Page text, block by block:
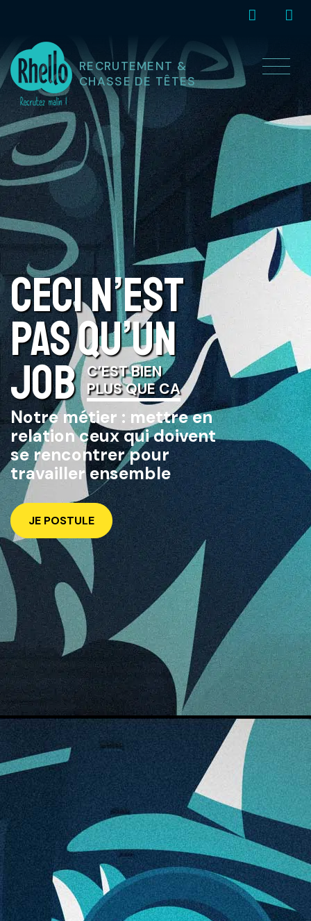
RECRUTEMENT &
CHASSE DE TÊTES
CECI N’EST
PAS QU’UN
JOB
C’EST BIEN
PLUS QUE CA
Notre métier : mettre en
relation ceux qui doivent
se rencontrer pour
travailler ensemble
JE POSTULE